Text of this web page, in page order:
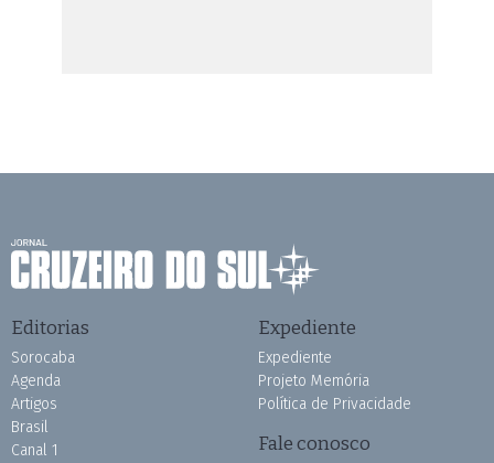
Editorias
Sorocaba
Agenda
Artigos
Brasil
Canal 1
Expediente
Expediente
Projeto Memória
Política de Privacidade
Fale conosco